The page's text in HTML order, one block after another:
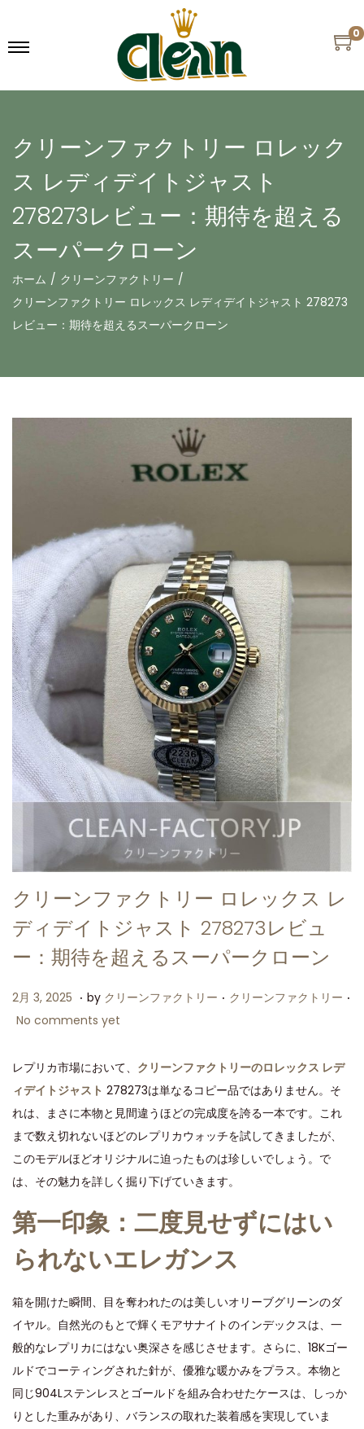
0
クリーンファクトリー ロレック
ス レディデイトジャスト
278273レビュー：期待を超える
スーパークローン
ホーム / クリーンファクトリー /
クリーンファクトリー ロレックス レディデイトジャスト 278273
レビュー：期待を超えるスーパークローン
クリーンファクトリー ロレックス レ
ディデイトジャスト 278273レビュ
ー：期待を超えるスーパークローン
P
o
t
e
d
o
n
2月 3, 2025 2
月
,
2
0
2
5
. by クリーンファクトリー . P
t
e
d
i
n
クリーンファクトリー .
No comments yet
レプリカ市場において、 クリーンファクトリーのロレックス レデ
ィデイトジャスト 278273は単なるコピー品ではありません。そ
れは、まさに本物と見間違うほどの完成度を誇る一本です。これ
まで数え切れないほどのレプリカウォッチを試してきましたが、
このモデルほどオリジナルに迫ったものは珍しいでしょう。で
は、その魅力を詳しく掘り下げていきます。
第一印象：二度見せずにはい
られないエレガンス
箱を開けた瞬間、目を奪われたのは美しいオリーブグリーンのダ
イヤル。自然光のもとで輝くモアサナイトのインデックスは、一
般的なレプリカにはない奥深さを感じさせます。さらに、18Kゴー
ルドでコーティングされた針が、優雅な暖かみをプラス。本物と
同じ904Lステンレスとゴールドを組み合わせたケースは、しっか
りとした重みがあり、バランスの取れた装着感を実現していま